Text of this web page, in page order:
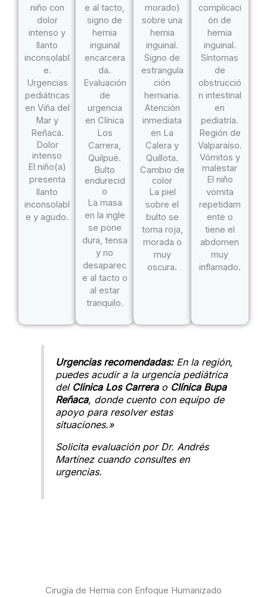
Dolor
intenso
El niño(a)
presenta
llanto
inconsolabl
e y agudo.
Bulto
endurecid
o
La masa
en la ingle
se pone
dura, tensa
y no
desaparec
e al tacto o
al estar
tranquilo.
Cambio de
color
La piel
sobre el
bulto se
torna roja,
morada o
muy
oscura.
Vómitos y
malestar
El niño
vomita
repetidam
ente o
tiene el
abdomen
muy
inflamado.
Urgencias recomendadas:En la región,
puedes acudir a la urgencia pediátrica
del Clinica Los Carrera o Clínica Bupa
Reñaca, donde cuento con equipo de
apoyo para resolver estas
situaciones.»
Solicita evaluación por Dr. Andrés
Martínez cuando consultes en
urgencias.
Cirugía de Hernia con Enfoque Humanizado